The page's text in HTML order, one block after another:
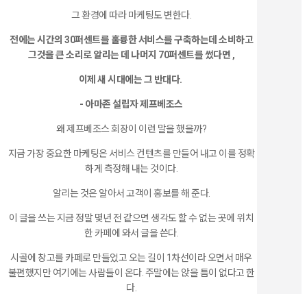
그 환경에 따라 마케팅도 변한다.
전에는 시간의30퍼센트를 훌륭한 서비스를 구축하는데 소비하고
그것을 큰 소리로 알리는 데 나머지 70퍼센트를 썼다면 ,
이제 새 시대에는 그 반대다.
- 아마존 설립자제프베조스
왜 제프베조스 회장이 이런 말을 했을까?
지금 가장 중요한 마케팅은 서비스 컨텐츠를 만들어 내고 이를 정확
하게 측정해 내는 것이다.
알리는 것은 알아서 고객이 홍보를 해 준다.
이 글을 쓰는 지금 정말 몇년 전 같으면 생각도 할 수 없는 곳에 위치
한 카페에 와서 글을 쓴다.
시골에 창고를 카페로 만들었고 오는 길이 1차선이라 오면서 매우
불편했지만 여기에는 사람들이 온다. 주말에는 앉을 틈이 없다고 한
다.